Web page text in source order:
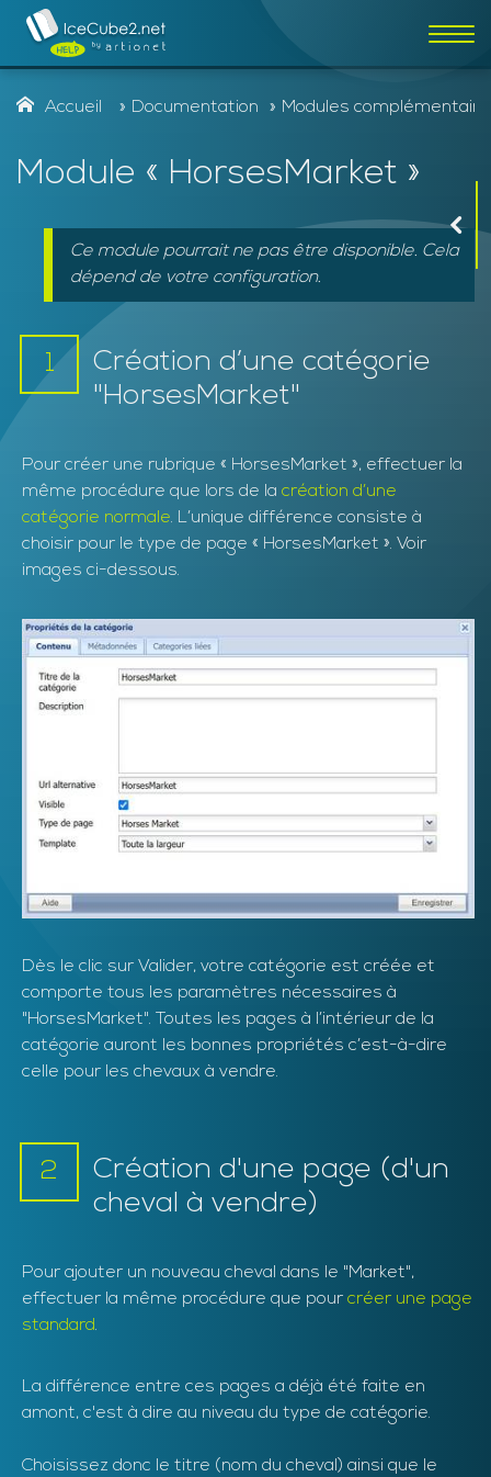
Rechercher
la
Accueil Documentation Modules
Module « HorsesMarket »
Ce module pourrait ne pas être disponible. Cela
dépend de votre configuration.
1
Création d’une catégorie
"HorsesMarket"
Pour créer une rubrique « HorsesMarket », effectuer la
même procédure que lors de la création d’une
catégorie normale. L’unique différence consiste à
choisir pour le type de page « HorsesMarket ». Voir
images ci-dessous.
Dès le clic sur Valider, votre catégorie est créée et
comporte tous les paramètres nécessaires à
"HorsesMarket". Toutes les pages à l’intérieur de la
catégorie auront les bonnes propriétés c’est-à-dire
celle pour les chevaux à vendre.
2
Création d'une page (d'un
cheval à vendre)
Pour ajouter un nouveau cheval dans le "Market",
effectuer la même procédure que pour créer une page
standard.
La différence entre ces pages a déjà été faite en
amont, c'est à dire au niveau du type de catégorie.
Choisissez donc le titre (nom du cheval) ainsi que le